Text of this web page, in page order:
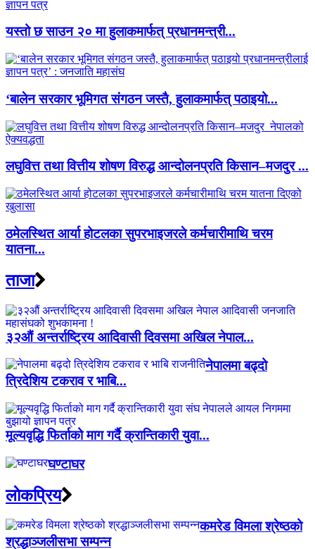
यस्तो छ साउन २० मा हुलाकमार्फत् प्रधानमन्त्री...
‘बालेन सरकार भूमिगत संगठन जस्तै, हुलाकमार्फत् पठाइयो...
लघुवित्त तथा वित्तीय शोषण विरुद्ध आन्दोलनप्रति किसान–मजदुर ...
ठमेलस्थित आर्या होटलका सुपरभाइजरले कर्मचारीमाथि चरम
यातना...
ताजा
३२औं अन्तर्राष्ट्रिय आदिवासी दिवसमा अखिल नेपाल...
नेपालमा बढ्दो
त्रिदेशिय टकराव र भाबि...
मूल्यवृद्धि फिर्ताको माग गर्दै क्रान्तिकारी युवा...
घण्टाघर
लाेकप्रिय
कमरेड विमला श्रेष्ठको
श्रद्धाञ्जलीसभा सम्पन्न